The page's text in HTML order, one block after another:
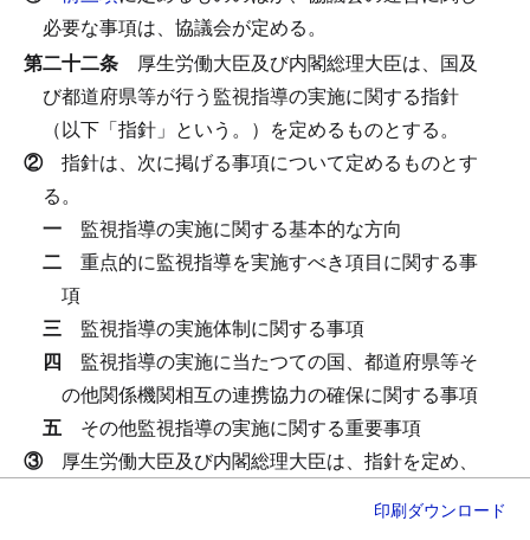
必要な事項は、協議会が定める。
第二十二条 厚生労働大臣及び内閣総理大臣は、国及
び都道府県等が行う監視指導の実施に関する指針
（以下「指針」という。）を定めるものとする。
② 指針は、次に掲げる事項について定めるものとす
る。
一 監視指導の実施に関する基本的な方向
二 重点的に監視指導を実施すべき項目に関する事
項
三 監視指導の実施体制に関する事項
四 監視指導の実施に当たつての国、都道府県等そ
の他関係機関相互の連携協力の確保に関する事項
五 その他監視指導の実施に関する重要事項
③ 厚生労働大臣及び内閣総理大臣は、指針を定め、
するとともに、都道府県知事等に通知しなければな
印刷ダウンロード